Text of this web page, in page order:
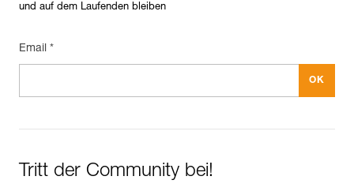
und auf dem Laufenden bleiben
Email *
Tritt der Community bei!